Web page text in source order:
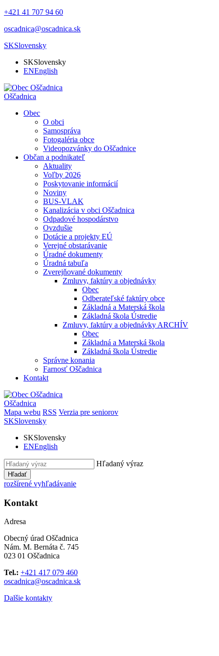
+421 41 707 94 60
oscadnica@oscadnica.sk
SKSlovensky
SKSlovensky
ENEnglish
Oščadnica
Obec
O obci
Samospráva
Fotogaléria obce
Videopozvánky do Oščadnice
Občan a podnikateľ
Aktuality
Voľby 2026
Poskytovanie informácií
Noviny
BUS-VLAK
Kanalizácia v obci Oščadnica
Odpadové hospodárstvo
Ovzdušie
Dotácie a projekty EÚ
Verejné obstarávanie
Úradné dokumenty
Úradná tabuľa
Zverejňované dokumenty
Zmluvy, faktúry a objednávky
Obec
Odberateľské faktúry obce
Základná a Materská škola
Základná škola Ústredie
Zmluvy, faktúry a objednávky ARCHÍV
Obec
Základná a Materská škola
Základná škola Ústredie
Správne konania
Farnosť Oščadnica
Kontakt
Oščadnica
Mapa webu RSS Verzia pre seniorov
SKSlovensky
SKSlovensky
ENEnglish
Hľadaný výraz
Hľadať
rozšírené vyhľadávanie
Kontakt
Adresa
Obecný úrad Oščadnica
Nám. M. Bernáta č. 745
023 01 Oščadnica
Tel.: +421 417 079 460
oscadnica@oscadnica.sk
Dalšie kontakty